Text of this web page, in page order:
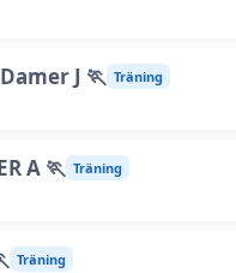
J 🏃 Träning
A 🏃 Träning
Träning